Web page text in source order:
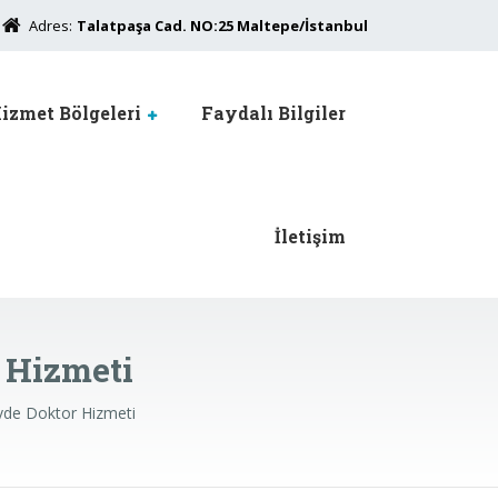
Adres: Talatpaşa Cad. NO:25 Maltepe/İstanbul
Bölgeleri Faydalı Bilgiler
İletişim
Hizmeti
Doktor Hizmeti